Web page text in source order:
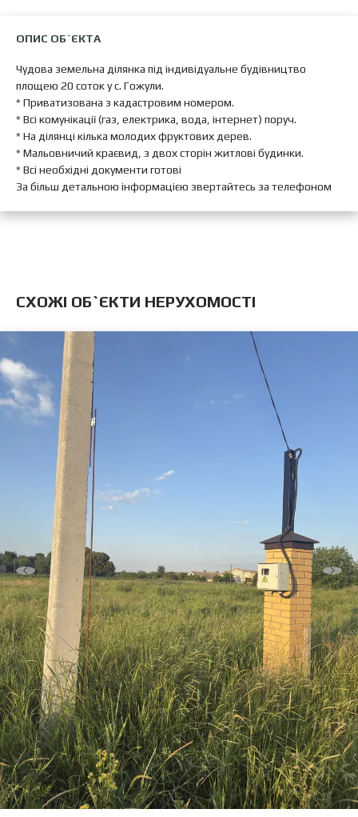
ОПИС ОБ`ЄКТА
Чудова земельна ділянка під індивідуальне будівництво
площею 20 соток у с. Гожули.
* Приватизована з кадастровим номером.
* Всі комунікації (газ, електрика, вода, інтернет) поруч.
* На ділянці кілька молодих фруктових дерев.
* Мальовничий краєвид, з двох сторін житлові будинки.
* Всі необхідні документи готові
За більш детальною інформацією звертайтесь за телефоном
CХОЖІ ОБ`ЄКТИ НЕРУХОМОСТІ